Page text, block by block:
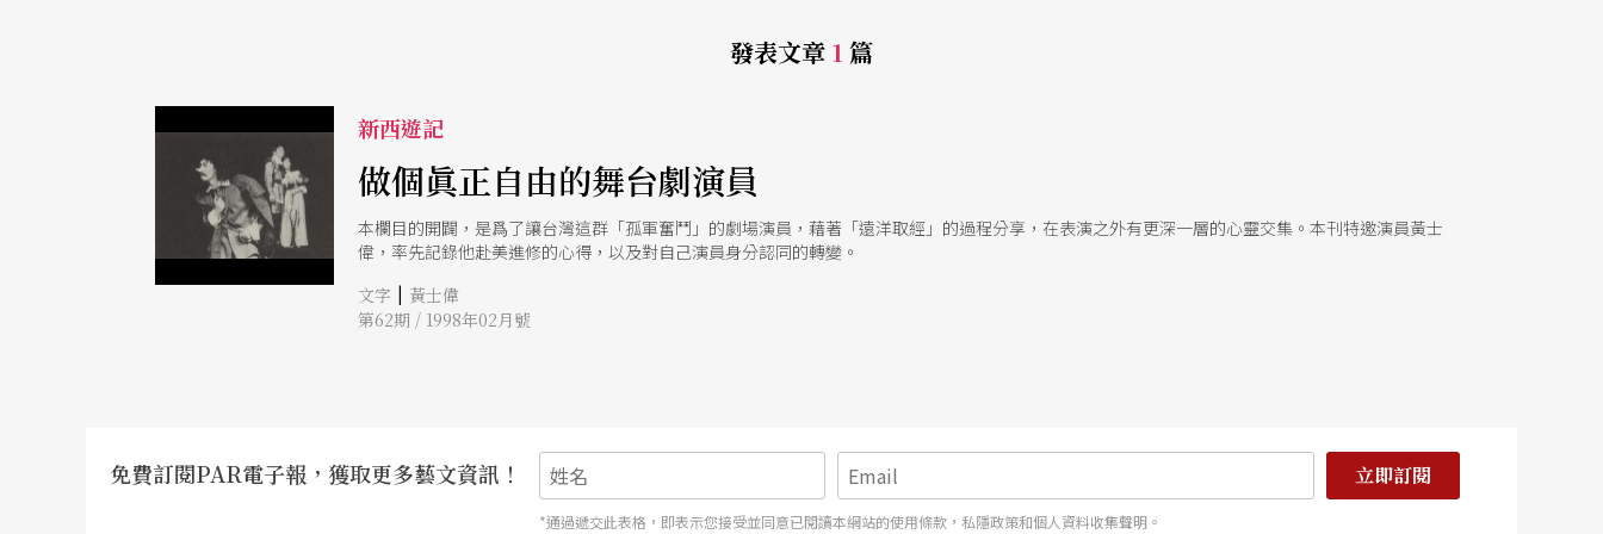
發表文章 1 篇
新西遊記
做個眞正自由的舞台劇演員
本欄目的開闢，是爲了讓台灣這群「孤軍奮鬥」的劇場演員，藉著「遠洋取經」的過程分享，在表演之外有更深一層的心靈交集。本刊特邀演員黃士
偉，率先記錄他赴美進修的心得，以及對自己演員身分認同的轉變。
文字 | 黃士偉
第62期 / 1998年02月號
免費訂閱PAR電子報，獲取更多藝文資訊！ 立即訂閱
*通過遞交此表格，即表示您接受並同意已閱讀本網站的使用條款，私隱政策和個人資料收集聲明。